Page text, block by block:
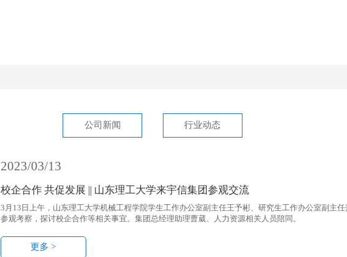
公司新闻 行业动态
2023/03/13
校企合作 共促发展 || 山东理工大学来宇信集团参观交流
3月13日上午，山东理工大学机械工程学院学生工作办公室副主任王予彬、研究生工作办公室副主
参观考察，探讨校企合作等相关事宜。集团总经理助理曹葳、人力资源相关人员陪同。
更多 >